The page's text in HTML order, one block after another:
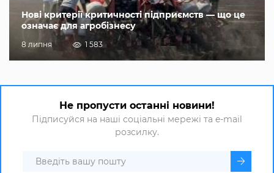
Нові критерії критичності підприємств — що це
означає для агробізнесу
8 липня 1 583
Не пропусти останні новини!
Підписуйся на наші соціальні мережі та e-mail
розсилку.